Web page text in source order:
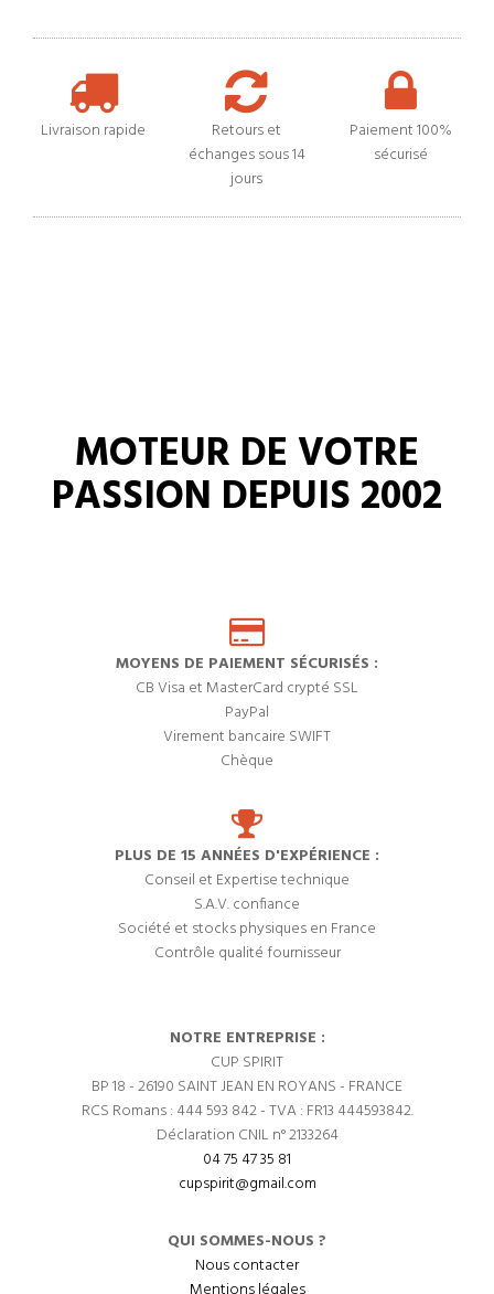
Livraison rapide
Retours et
échanges sous 14
jours
Paiement 100%
sécurisé
MOTEUR DE VOTRE
PASSION DEPUIS 2002
MOYENS DE PAIEMENT SÉCURISÉS :
CB Visa et MasterCard crypté SSL
PayPal
Virement bancaire SWIFT
Chèque
PLUS DE 15 ANNÉES D'EXPÉRIENCE :
Conseil et Expertise technique
S.A.V. confiance
Société et stocks physiques en France
Contrôle qualité fournisseur
NOTRE ENTREPRISE :
CUP SPIRIT
BP 18 - 26190 SAINT JEAN EN ROYANS - FRANCE
RCS Romans : 444 593 842 - TVA : FR13 444593842.
Déclaration CNIL n° 2133264
04 75 47 35 81
cupspirit@gmail.com
QUI SOMMES-NOUS ?
Nous contacter